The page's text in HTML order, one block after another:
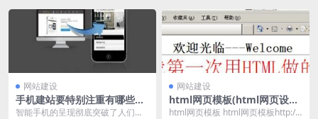
网站建设
手机建站要特别注重有哪些方
面
智能手机的呈现彻底突破了人们的
网站建设
html网页模板(html网页设计
成品)
html网页模板 html网页模板http://